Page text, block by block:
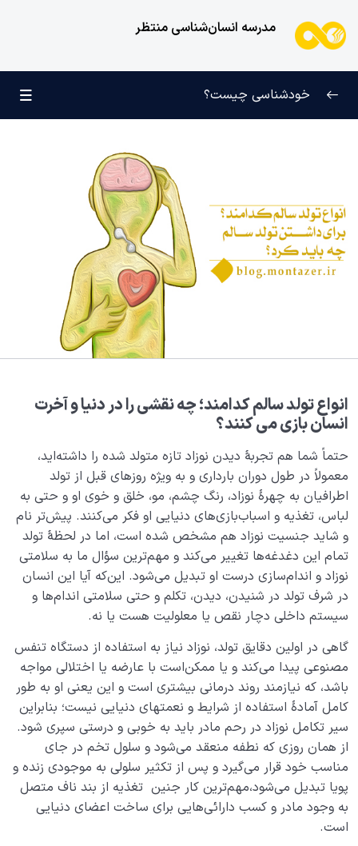
مدرسه انسان‌شناسی منتظر
کودک عزیز روان
انسان و میل بی‌نهایت
انسان چه چیزی نیست؟
هدف خلقت و جایگاه انسان 0/7
نقش الگو در حیات انسان 0/18
نسبت دنیا به آخرت
سنّت‌های الهی 0/20
مرگ یا تولد؟ 0/13
چرا تولد و انتقال به دنیا مهم است؟ آیا فقط یکبار متولد
می‌شویم؟
آیا مرگ به معنی پایان است؟ بررسی رابطه مرگ با تولد از
نگاهی دیگر
وفات یعنی چه، ما وفات پیدا می‌کنیم یا می‌میریم؟
انواع تولد کدامند؟ چه ملاکی برای تقسیم بندی تولدها
وجود دارد؟
انواع تولد سالم کدامند؟ برای داشتن تولد سالم چه باید
کرد؟
آیا دنیا بدون آخرت می‌تواند وجود داشته باشد؟
مهمترین عوامل سعادت در آخرت؛ ساخت ابزار و اهمیت
خودشناسی چیست؟
انواع تولد سالم کدامند؛ چه نقشی را در دنیا و آخرت
انسان بازی می کنند؟
حتماً شما هم تجربۀ دیدن نوزاد تازه متولد شده را داشته‌‌‌‌‌‌‌اید،
معمولاً در طول دوران بارداری و به ویژه روزهای قبل از تولد
اطرافیان به چهرۀ نوزاد، رنگ چشم، مو، خلق و خوی او و حتی به
لباس، تغذیه و اسباب‌بازی‌‌های دنیایی او فکر می‌کنند. پیش‌تر نام
و شاید جنسیت نوزاد هم مشخص شده است، اما در لحظۀ تولد
تمام این دغدغه‌ها تغییر می‌کند و مهم‌ترین سؤال ما به سلامتی
نوزاد و اندام‌سازی درست او تبدیل می‌شود. این‌که آیا این انسان
در شرف تولد در شنیدن، دیدن، تکلم و حتی سلامتی اندام‌ها و
سیستم داخلی دچار نقص یا معلولیت هست یا نه.
گاهی در اولین دقایق تولد، نوزاد نیاز به استفاده از دستگاه تنفس
مصنوعی پیدا می‌کند و یا ممکن‌است با عارضه یا اختلالی مواجه
باشد، که نیازمند روند درمانی بیشتری است و این یعنی او به طور
کامل آمادۀ استفاده از شرایط و نعمتهای دنیایی نیست؛ بنابراین
سیر تکامل نوزاد در رحم مادر باید به خوبی و درستی سپری شود.
از همان روزی که نطفه‌‌ منعقد می‌شود و سلول تخم در جای
مناسب خود قرار می‌گیرد و پس از تکثیر سلولی به موجودی زنده و
پویا تبدیل می‌شود،مهم‌ترین کار جنین تغذیه از بند ناف متصل
به وجود مادر و کسب دارائی‌هایی برای ساخت اعضای دنیایی
است.